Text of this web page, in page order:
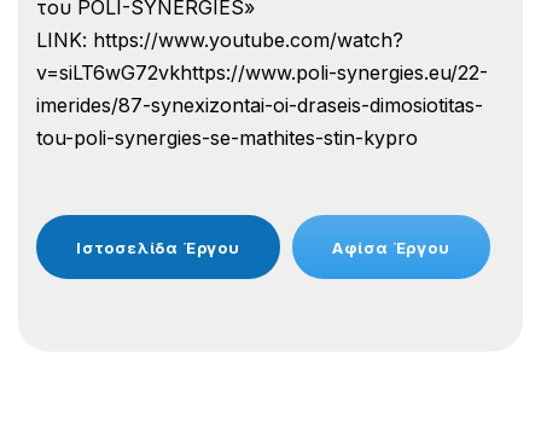
του POLI-SYNERGIES»
LINK: https://www.youtube.com/watch?
v=siLT6wG72vkhttps://www.poli-synergies.eu/22-
imerides/87-synexizontai-oi-draseis-dimosiotitas-
tou-poli-synergies-se-mathites-stin-kypro
Ιστοσελίδα Έργου Αφίσα Έργου